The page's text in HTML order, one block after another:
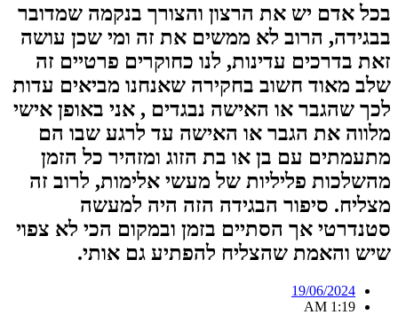
בכל אדם יש את הרצון והצורך בנקמה שמדובר
בבגידה, הרוב לא ממשים את זה ומי שכן עושה
זאת בדרכים עדינות, לנו כחוקרים פרטיים זה
שלב מאוד חשוב בחקירה שאנחנו מביאים עדות
לכך שהגבר או האישה נבגדים , אני באופן אישי
מלווה את הגבר או האישה עד לרגע שבו הם
מתעמתים עם בן או בת הזוג ומזהיר כל הזמן
מהשלכות פליליות של מעשי אלימות, לרוב זה
מצליח. סיפור הבגידה הזה היה למעשה
סטנדרטי אך הסתיים בזמן ובמקום הכי לא צפוי
שיש והאמת שהצליח להפתיע גם אותי.
19/06/2024
1:19 AM